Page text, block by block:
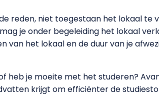
reden, niet toegestaan het lokaal
je onder begeleiding het lokaal
het lokaal en de duur van je
heb je moeite met het studeren?
krijgt om efficiënter de